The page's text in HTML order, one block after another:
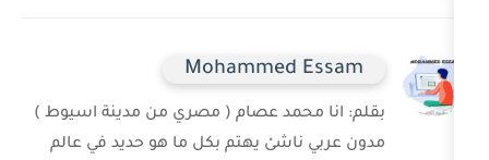
Mohammed
انا محمد عصام ( مصري من مدينة اسيوط )
ناشىْ يهتم بكل ما هو حديد في عالم